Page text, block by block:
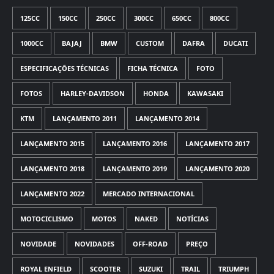
125CC 150CC 250CC 300CC 650CC 800CC
1000CC BAJAJ BMW CUSTOM DAFRA DUCATI
ESPECIFICAÇÕES TÉCNICAS FICHA TÉCNICA FOTO
FOTOS HARLEY-DAVIDSON HONDA KAWASAKI
KTM LANÇAMENTO 2011 LANÇAMENTO 2014
LANÇAMENTO 2015 LANÇAMENTO 2016 LANÇAMENTO 2017
LANÇAMENTO 2018 LANÇAMENTO 2019 LANÇAMENTO 2020
LANÇAMENTO 2022 MERCADO INTERNACIONAL
MOTOCICLISMO MOTOS NAKED NOTÍCIAS
NOVIDADE NOVIDADES OFF-ROAD PREÇO
ROYAL ENFIELD SCOOTER SUZUKI TRAIL TRIUMPH